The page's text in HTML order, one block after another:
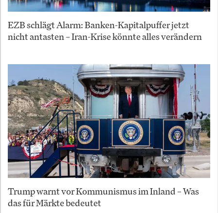
EZB schlägt Alarm: Banken-Kapitalpuffer jetzt
nicht antasten – Iran-Krise könnte alles verändern
Trump warnt vor Kommunismus im Inland – Was
das für Märkte bedeutet